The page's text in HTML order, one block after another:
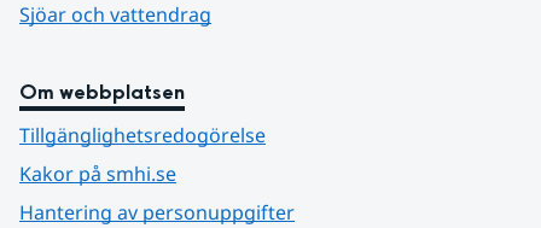
Sjöar och vattendrag
Om webbplatsen
Tillgänglighetsredogörelse
Kakor på smhi.se
Hantering av personuppgifter